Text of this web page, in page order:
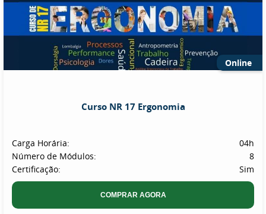
Online
Curso NR 17 Ergonomia
Carga Horária:
04h
Número de Módulos:
8
Certificação:
Sim
COMPRAR AGORA